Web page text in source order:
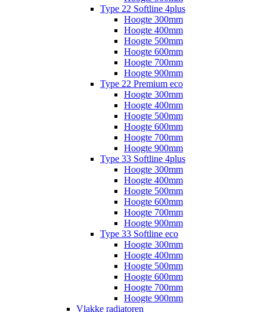
Type 22 Softline 4plus
Hoogte 300mm
Hoogte 400mm
Hoogte 500mm
Hoogte 600mm
Hoogte 700mm
Hoogte 900mm
Type 22 Premium eco
Hoogte 300mm
Hoogte 400mm
Hoogte 500mm
Hoogte 600mm
Hoogte 700mm
Hoogte 900mm
Type 33 Softline 4plus
Hoogte 300mm
Hoogte 400mm
Hoogte 500mm
Hoogte 600mm
Hoogte 700mm
Hoogte 900mm
Type 33 Softline eco
Hoogte 300mm
Hoogte 400mm
Hoogte 500mm
Hoogte 600mm
Hoogte 700mm
Hoogte 900mm
Vlakke radiatoren